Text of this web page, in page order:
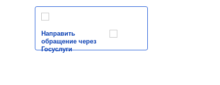
Направить
обращение через
Госуслуги